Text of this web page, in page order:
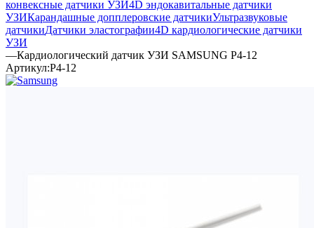
конвексные датчики УЗИ4D эндокавитальные датчики
УЗИКарандашные допплеровские датчикиУльтразвуковые
датчикиДатчики эластографии4D кардиологические датчики
УЗИ
—Кардиологический датчик УЗИ SAMSUNG P4-12
Артикул:P4-12